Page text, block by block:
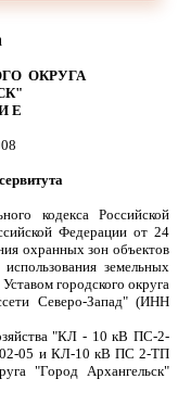
ОКРУГА
Е
кодекса Российской
Федерации от 24
охранных зон объектов
земельных
городского округа
Северо-Запад" (ИНН
"КЛ - 10 кВ ПС-2-
05 и КЛ-10 кВ ПС 2-ТП
"Город Архангельск"